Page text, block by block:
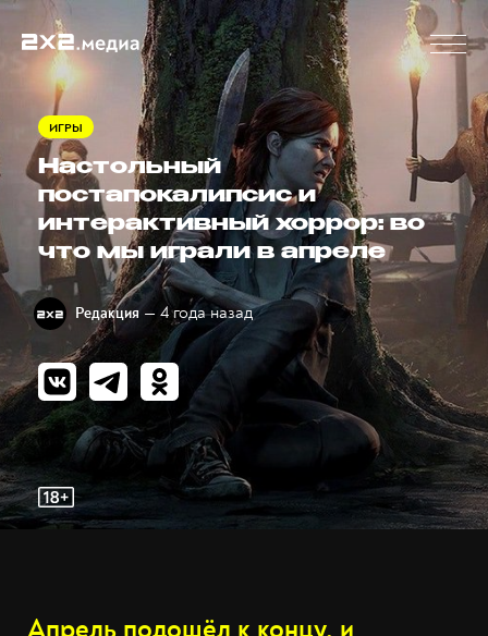
ИГРЫ
Настольный
постапокалипсис и
интерактивный хоррор: во
что мы играли в апреле
Редакция — 4 года назад